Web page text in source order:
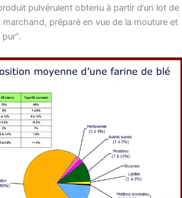
pul­vé­ru­lent obte­nu à par­tir d’un lot de
mar­chand, pré­pa­ré en vue de la mou­ture et